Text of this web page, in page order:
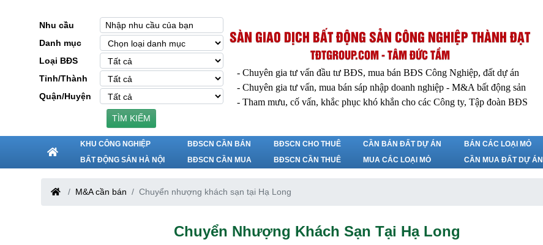
Nhu cầu
Danh mục
Loại BĐS
Tỉnh/Thành
Quận/Huyện
TÌM KIẾM
SÀN GIAO DỊCH BẤT ĐỘNG SẢN CÔNG NGHIỆP THÀNH ĐẠT
TĐTGROUP.COM - TÂM ĐỨC TẦM
- Chuyên gia tư vấn đầu tư BĐS, mua bán BĐS Công Nghiệp, đất dự án
- Chuyên gia tư vấn, mua bán sáp nhập doanh nghiệp - M&A bất động sản
- Tham mưu, cố vấn, khắc phục khó khắn cho các Công ty, Tập đoàn BĐS
KHU CÔNG NGHIỆP
BẤT ĐỘNG SẢN HÀ NỘI
BĐSCN CẦN BÁN
BĐSCN CẦN MUA
BĐSCN CHO THUÊ
BĐSCN CẦN THUÊ
CẦN BÁN ĐẤT DỰ ÁN
MUA CÁC LOẠI MỎ
BÁN CÁC LOẠI MỎ
CẦN MUA ĐẤT DỰ ÁN
M&A cần bán Chuyển nhượng khách sạn tại Hạ Long
Chuyển Nhượng Khách Sạn Tại Hạ Long